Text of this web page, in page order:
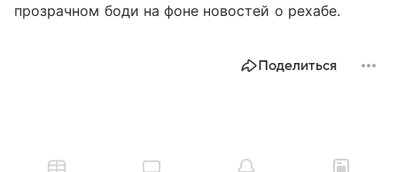
прозрачном боди на фоне новостей о рехабе.
Поделиться